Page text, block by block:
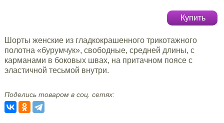
Купить
Шорты женские из гладкокрашенного трикотажного
полотна «бурумчук», свободные, средней длины, с
карманами в боковых швах, на притачном поясе с
эластичной тесьмой внутри.
Поделись товаром в соц. сетях: